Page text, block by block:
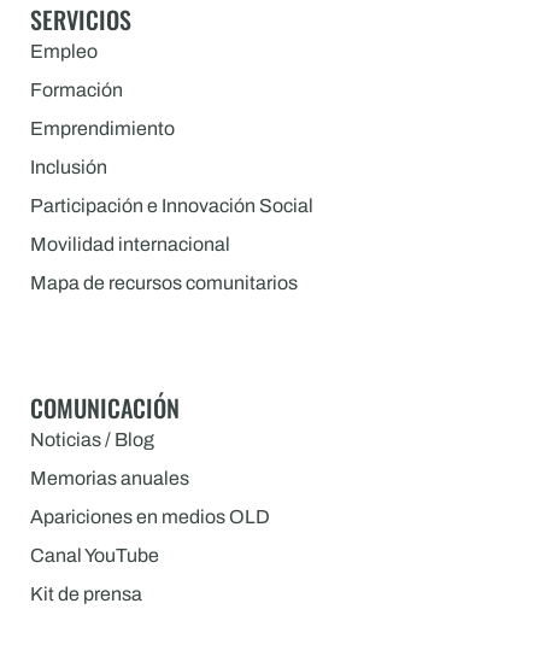
SERVICIOS
Empleo
Formación
Emprendimiento
Inclusión
Participación e Innovación Social
Movilidad internacional
Mapa de recursos comunitarios
COMUNICACIÓN
Noticias / Blog
Memorias anuales
Apariciones en medios OLD
Canal YouTube
Kit de prensa